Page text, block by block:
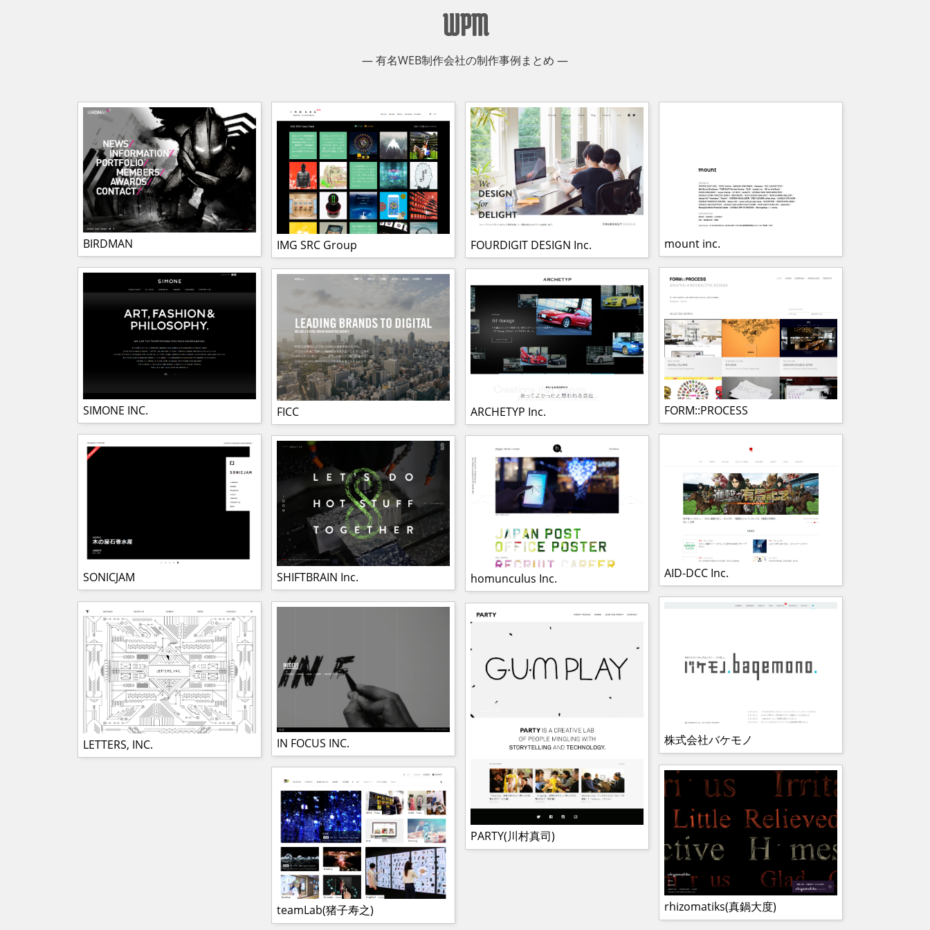
WPM
― 有名WEB制作会社の制作事例まとめ ―
BIRDMAN IMG SRC Group FOURDIGIT DESIGN Inc. mount inc.
SIMONE INC. FORM::PROCESS
FICC ARCHETYP Inc.
SONICJAM AID-DCC Inc.
SHIFTBRAIN Inc. homunculus Inc.
株式会社バケモノ
LETTERS, INC. IN FOCUS INC.
PARTY(川村真司)
rhizomatiks(真鍋大度)
teamLab(猪子寿之)